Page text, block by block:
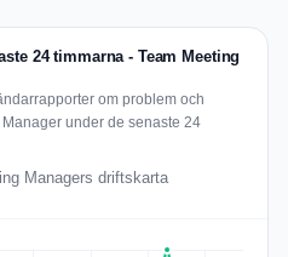
24 timmarna - Team Meeting
om problem och
under de senaste 24
Managers driftskarta